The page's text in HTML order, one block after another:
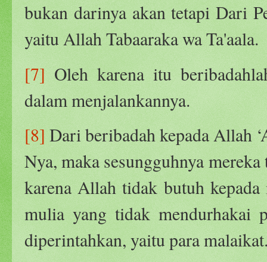
bukan darinya akan tetapi Dari
yaitu Allah Tabaaraka wa Ta'aala.
[7] Oleh karena itu
dalam menjalankannya.
[8] Dari beribadah kepada Allah
Nya, maka sesungguhnya
karena Allah tidak butuh kepada
mulia yang tidak mendurhakai
diperintahkan, yaitu para